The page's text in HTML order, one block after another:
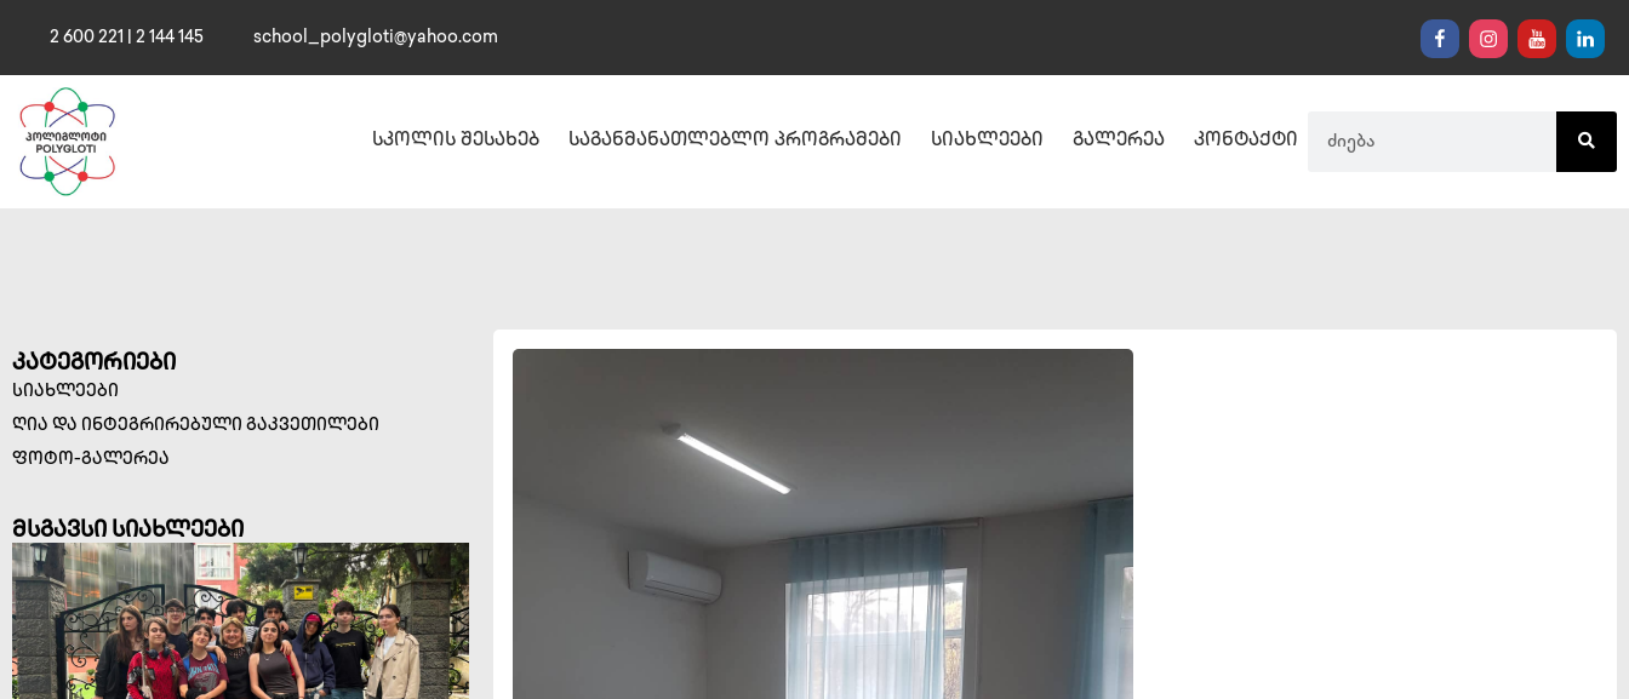
2 600 221 | 2 144 145 school_polygloti@yahoo.com
სკოლის შესახებ საგანმანათლებლო პროგრამები სიახლეები გალერეა კონტაქტი
კატეგორიები
სიახლეები
ღია და ინტეგრირებული გაკვეთილები
ფოტო-გალერეა
მსგავსი სიახლეები